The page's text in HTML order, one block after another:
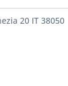
20 IT 38050